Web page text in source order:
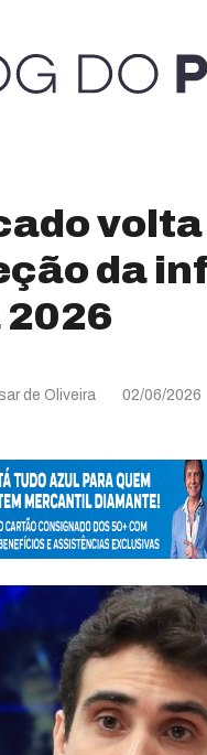
da
2026
de Oliveira 02/06/2026